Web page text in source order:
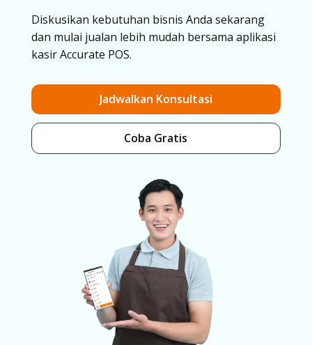
Diskusikan kebutuhan bisnis Anda sekarang
dan mulai jualan lebih mudah bersama aplikasi
kasir Accurate POS.
Jadwalkan Konsultasi
Coba Gratis